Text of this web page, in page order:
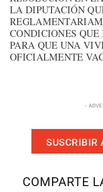
LA DIPUTACIÓN
CONDICIONES
PARA QUE UNA
OFICIALMENTE
-
SUSCRIBIR
COMPARTE